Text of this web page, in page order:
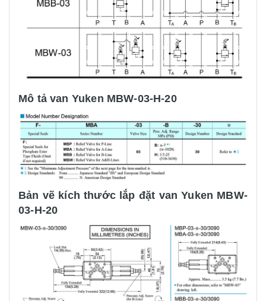
Mô tả van Yuken MBW-03-H-20
Bản vẽ kích thước lắp đặt van Yuken MBW-
03-H-20